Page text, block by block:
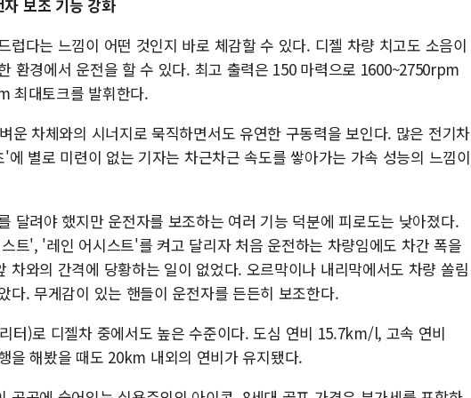
보조 기능 강화
럽다는 느낌이 어떤 것인지 바로 체감할 수 있다. 디젤 차량 치고도 소음이
환경에서 운전을 할 수 있다. 최고 출력은 150 마력으로 1600~2750rpm
최대토크를 발휘한다.
운 차체와의 시너지로 묵직하면서도 유연한 구동력을 보인다. 많은 전기차
별로 미련이 없는 기자는 차근차근 속도를 쌓아가는 가속 성능의 느낌이
달려야 했지만 운전자를 보조하는 여러 기능 덕분에 피로도는 낮아졌다.
트', '레인 어시스트'를 켜고 달리자 처음 운전하는 차량임에도 차간 폭을
차와의 간격에 당황하는 일이 없었다. 오르막이나 내리막에서도 차량 쏠림
다. 무게감이 있는 핸들이 운전자를 든든히 보조한다.
터)로 디젤차 중에서도 높은 수준이다. 도심 연비 15.7km/l, 고속 연비
을 해봤을 때도 20km 내외의 연비가 유지됐다.